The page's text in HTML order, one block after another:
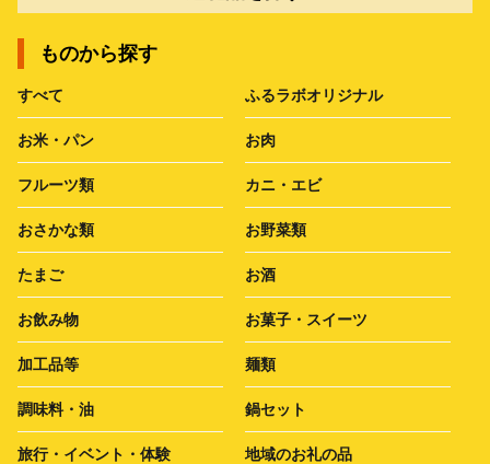
ものから探す
すべて ふるラボオリジナル
お米・パン お肉
フルーツ類 カニ・エビ
おさかな類 お野菜類
たまご お酒
お飲み物 お菓子・スイーツ
加工品等 麺類
調味料・油 鍋セット
旅行・イベント・体験 地域のお礼の品